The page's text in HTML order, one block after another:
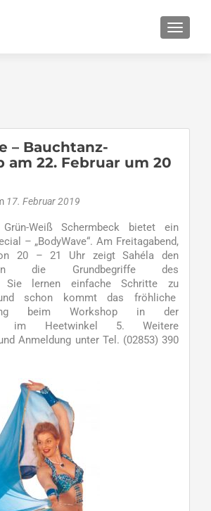
– Bauchtanz-
am 22. Februar um 20
17. Februar 2019
Weiß Schermbeck bietet ein
– „BodyWave“. Am Freitagabend,
20 – 21 Uhr zeigt Sahéla den
die Grundbegriffe des
Sie lernen einfache Schritte zu
schon kommt das fröhliche
beim Workshop in der
im Heetwinkel 5. Weitere
Anmeldung unter Tel. (02853) 390